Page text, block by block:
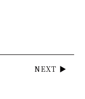
NEXT ▶